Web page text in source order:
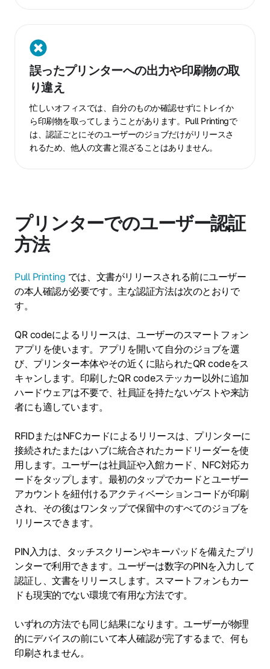
イ
ン
ブ
に
よ
る
用
紙
の
浪
誤ったプリンターへの出力や印刷物の取
り違え
忙しいオフィスでは、自分のものか確認せずにトレイか
ら印刷物を取ってしまうことがあります。Pull Printingで
は、認証ごとにそのユーザーのジョブだけがリリースさ
れるため、他人の文書と混ざることはありません。
誤
っ
た
プ
リ
ン
タ
ー
や
印
刷
の
取
え
プリンターでのユーザー認証
方法
Pull Printing では、文書がリリースされる前にユーザー
の本人確認が必要です。主な認証方法は次のとおりで
す。
QR codeによるリリースは、ユーザーのスマートフォン
アプリを使います。アプリを開いて自分のジョブを選
び、プリンター本体やその近くに貼られたQR codeをス
キャンします。印刷したQR codeステッカー以外に追加
ハードウェアは不要で、社員証を持たないゲストや来訪
者にも適しています。
RFIDまたはNFCカードによるリリースは、プリンターに
接続されたまたはハブに統合されたカードリーダーを使
用します。ユーザーは社員証や入館カード、NFC対応カ
ードをタップします。最初のタップでカードとユーザー
アカウントを紐付けるアクティベーションコードが印刷
され、その後はワンタップで保留中のすべてのジョブを
リリースできます。
PIN入力は、タッチスクリーンやキーパッドを備えたプリ
ンターで利用できます。ユーザーは数字のPINを入力して
認証し、文書をリリースします。スマートフォンもカー
ドも現実的でない環境で有用な方法です。
いずれの方法でも同じ結果になります。ユーザーが物理
的にデバイスの前にいて本人確認が完了するまで、何も
印刷されません。